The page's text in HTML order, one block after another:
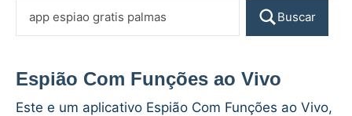
Buscar
Espião Com Funções ao Vivo
Este e um aplicativo Espião Com Funções ao Vivo,